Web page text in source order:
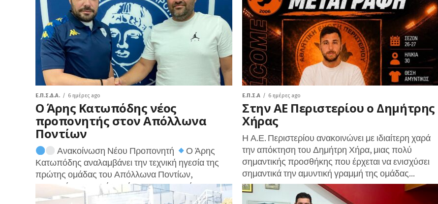
Ε.Π.Σ.Δ.Α. 6 ημέρες ago
Ο Άρης Κατωπόδης νέος
προπονητής στον Απόλλωνα
Ποντίων
Ανακοίνωση Νέου Προπονητή
Ο Άρης
Κατωπόδης αναλαμβάνει την τεχνική ηγεσία της
πρώτης ομάδας του Απόλλωνα Ποντίων,
προερχόμενος από την άκρως επιτυχημένη
παρουσία του στη Β’...
Ε.Π.Σ.Α 6 ημέρες ago
Στην ΑΕ Περιστερίου ο Δημήτρης
Χήρας
Η Α.Ε. Περιστερίου ανακοινώνει με ιδιαίτερη χαρά
την απόκτηση του Δημήτρη Χήρα, μιας πολύ
σημαντικής προσθήκης που έρχεται να ενισχύσει
σημαντικά την αμυντική γραμμή της ομάδας...